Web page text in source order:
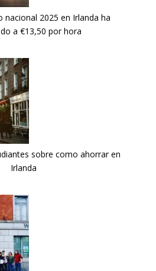
nacional 2025 en Irlanda ha
a €13,50 por hora
sobre como ahorrar en
Irlanda